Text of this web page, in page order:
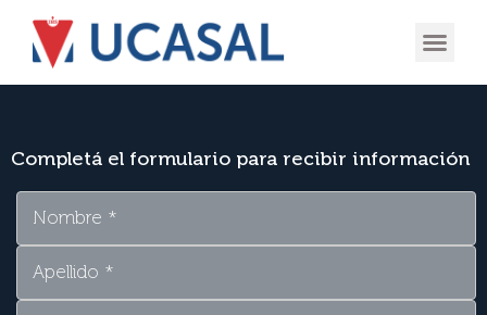
Completá el formulario para recibir información